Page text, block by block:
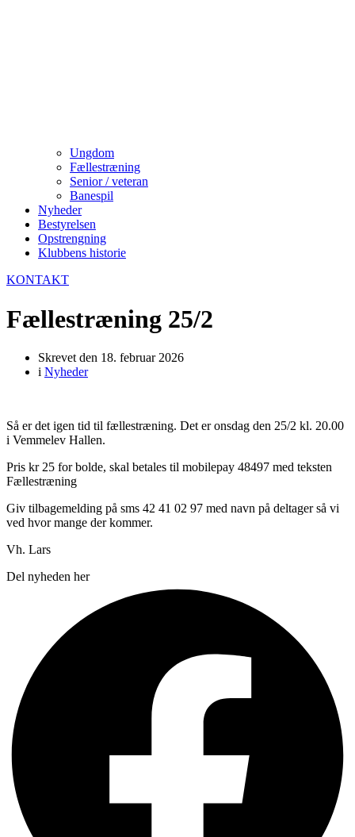
Ungdom
Fællestræning
Senior / veteran
Banespil
Nyheder
Bestyrelsen
Opstrengning
Klubbens historie
KONTAKT
Fællestræning 25/2
Skrevet den 18. februar 2026
i Nyheder
Så er det igen tid til fællestræning. Det er onsdag den 25/2 kl. 20.00
i Vemmelev Hallen.
Pris kr 25 for bolde, skal betales til mobilepay 48497 med teksten
Fællestræning
Giv tilbagemelding på sms 42 41 02 97 med navn på deltager så vi
ved hvor mange der kommer.
Vh. Lars
Del nyheden her